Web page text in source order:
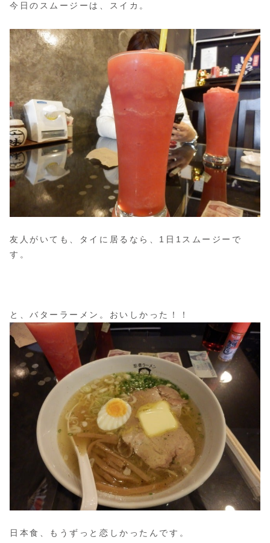
今日のスムージーは、スイカ。
友人がいても、タイに居るなら、1日1スムージーで
す。
と、バターラーメン。おいしかった！！
日本食、もうずっと恋しかったんです。